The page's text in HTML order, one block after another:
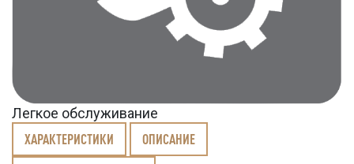
Легкое обслуживание
ХАРАКТЕРИСТИКИ ОПИСАНИЕ